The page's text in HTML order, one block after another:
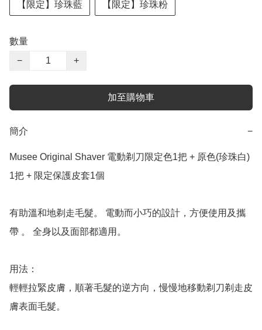
【限定】珍珠藍 【限定】珍珠粉
數量
−
+
加至購物車
簡介 −
Musee Original Shaver 電動剃刀限定色1把 + 原色(珍珠白)
1把 + 限定保護皮套1個
有助溫和地剃走毛髮。 電動而小巧的設計，方便使用及攜
帶 。 全身以及面部都適用。
用法：
輕輕拉緊皮膚，順著毛髮的逆方向，慢慢地移動剃刀剃走皮
膚表面毛髮。